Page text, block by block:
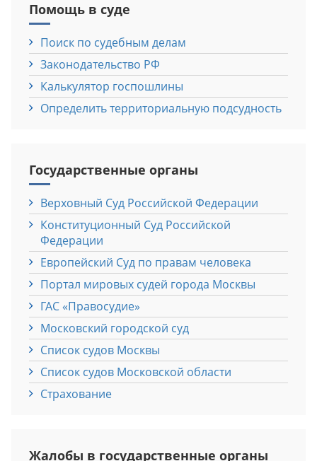
Помощь в суде
Поиск по судебным делам
Законодательство РФ
Калькулятор госпошлины
Определить территориальную подсудность
Государственные органы
Верховный Cуд Российской Федерации
Конституционный Cуд Российской
Федерации
Европейский Cуд по правам человека
Портал мировых судей города Москвы
ГАС «Правосудие»
Московский городской суд
Список судов Москвы
Список судов Московской области
Страхование
Жалобы в государственные органы